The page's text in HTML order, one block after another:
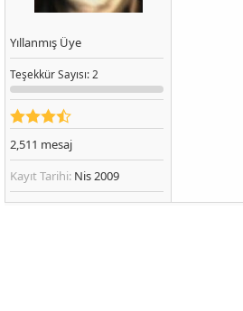
Yıllanmış Üye
TeşekkürSayısı: 2
2,511 mesaj
Kayıt Tarihi: Nis 2009